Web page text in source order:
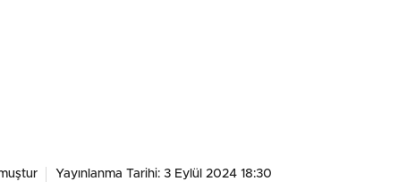
Yayınlanma Tarihi: 3 Eylül 2024 18:30